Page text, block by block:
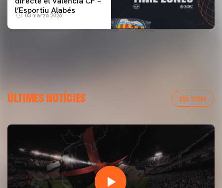
l’Esportiu Alabés
03 marzo 2026
ÚLTIMES NOTÍCIES VER TODAS